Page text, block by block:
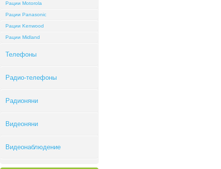
Рации Motorola
Рации Panasonic
Рации Kenwood
Рации Midland
Телефоны
Радио-телефоны
Радионяни
Видеоняни
Видеонаблюдение